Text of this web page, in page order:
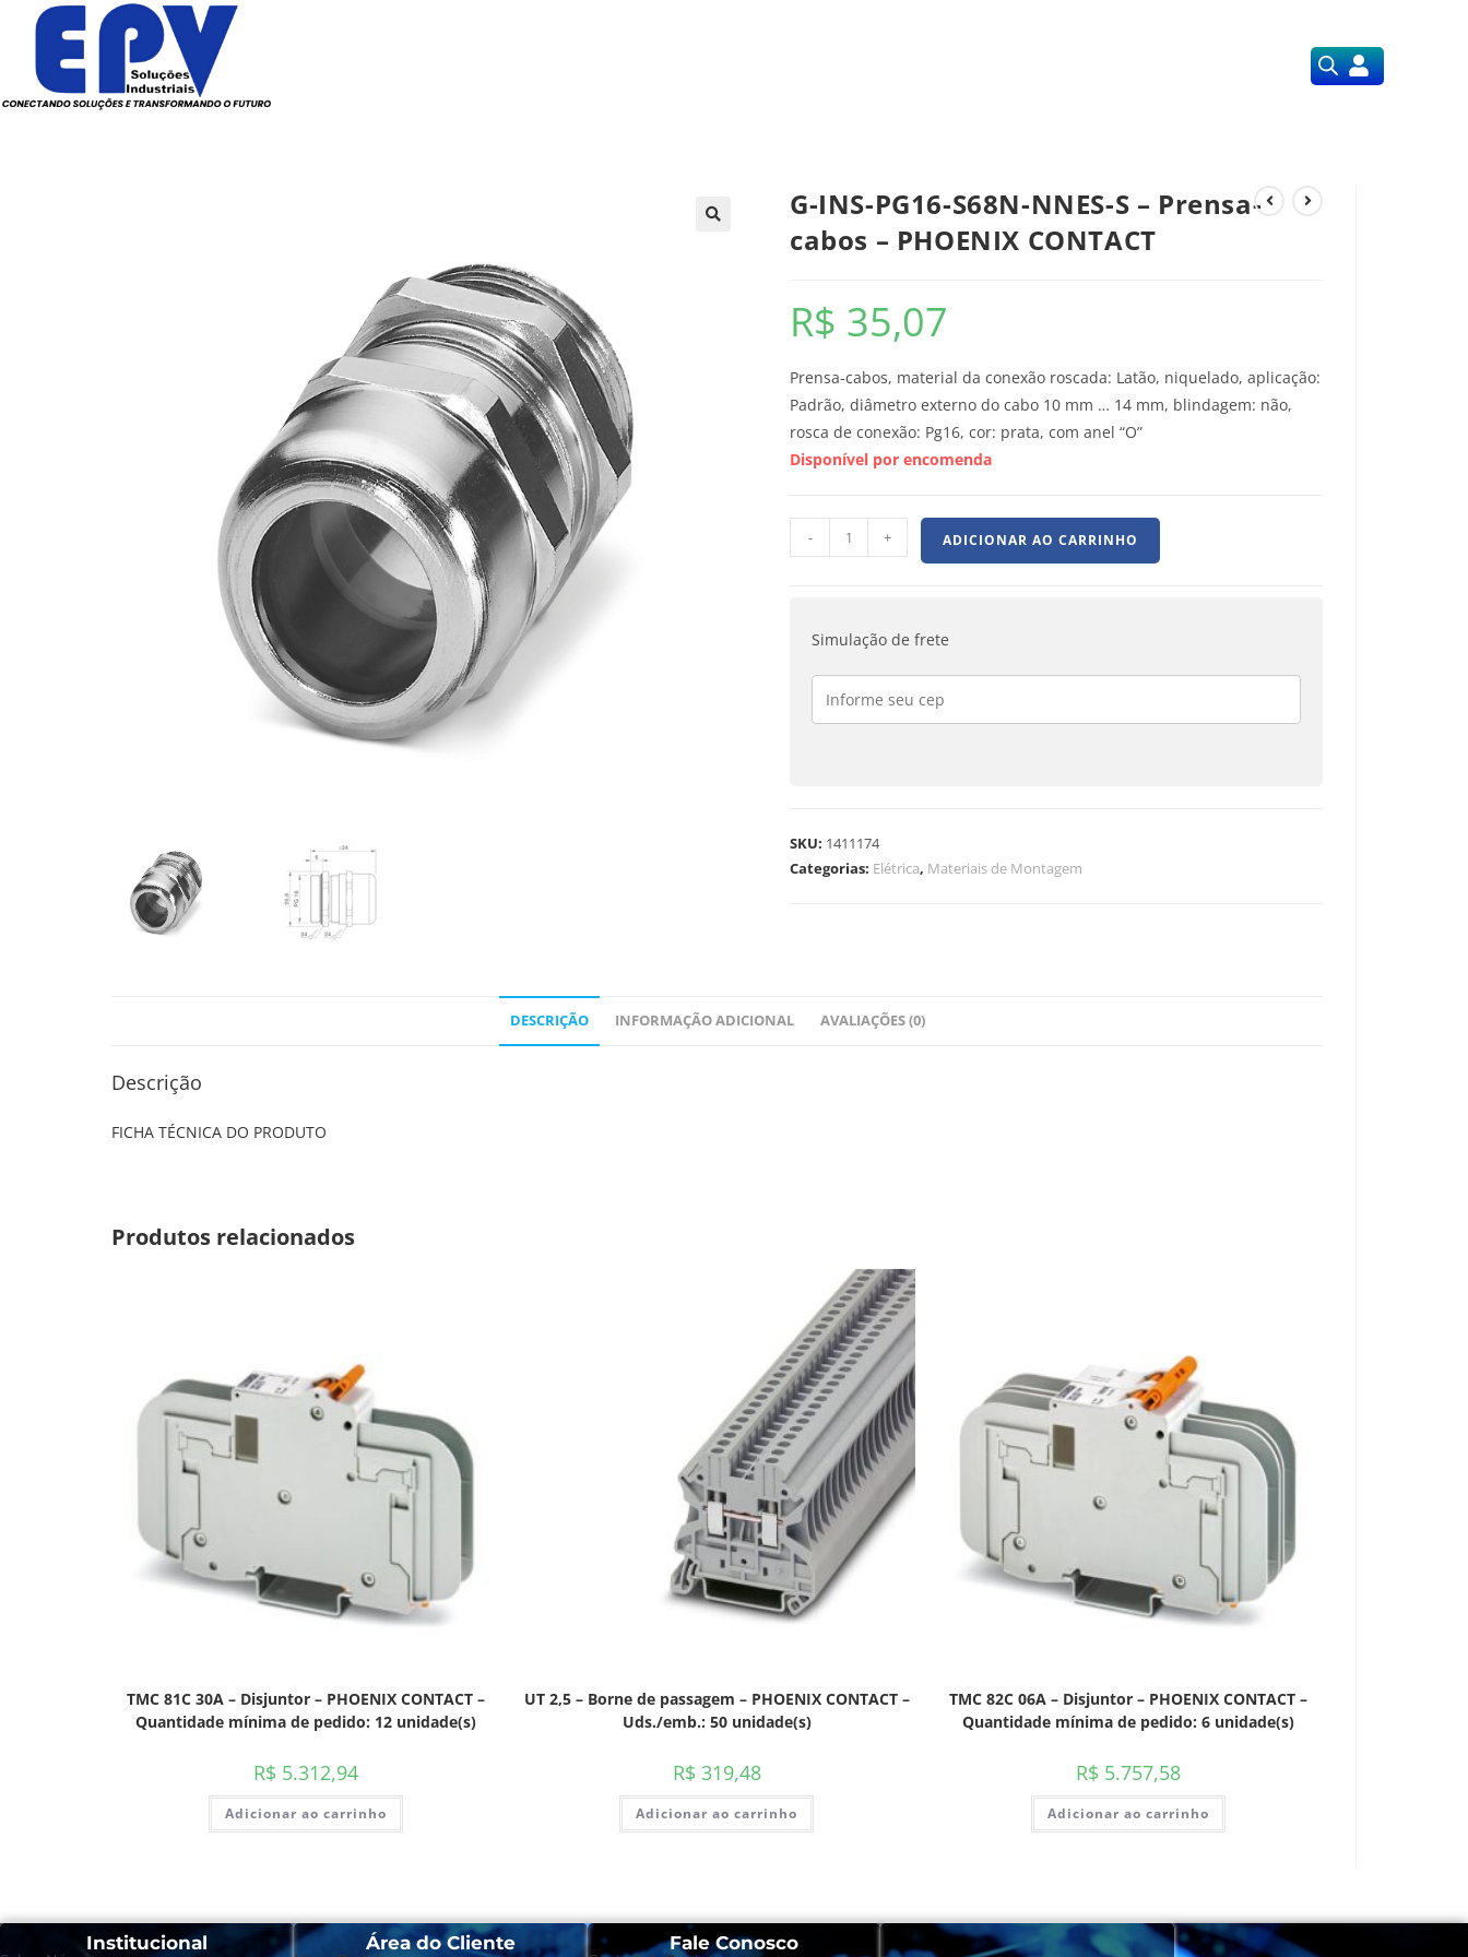
G-INS-PG16-S68N-NNES-S – Prensa-
cabos – PHOENIX CONTACT
R$ 35,07
Prensa-cabos, material da conexão roscada: Latão, niquelado, aplicação:
Padrão, diâmetro externo do cabo 10 mm … 14 mm, blindagem: não,
rosca de conexão: Pg16, cor: prata, com anel “O”
Disponível por encomenda
- + ADICIONAR AO CARRINHO
Simulação de frete
SKU: 1411174
Categorias: Elétrica, Materiais de Montagem
DESCRIÇÃO INFORMAÇÃO ADICIONAL AVALIAÇÕES (0)
Descrição
FICHA TÉCNICA DO PRODUTO
Produtos relacionados
TMC 81C 30A – Disjuntor – PHOENIX CONTACT –
Quantidade mínima de pedido: 12 unidade(s)
R$ 5.312,94
Adicionar ao carrinho
UT 2,5 – Borne de passagem – PHOENIX CONTACT –
Uds./emb.: 50 unidade(s)
R$ 319,48
Adicionar ao carrinho
TMC 82C 06A – Disjuntor – PHOENIX CONTACT –
Quantidade mínima de pedido: 6 unidade(s)
R$ 5.757,58
Adicionar ao carrinho
Institucional Área do Cliente Fale Conosco